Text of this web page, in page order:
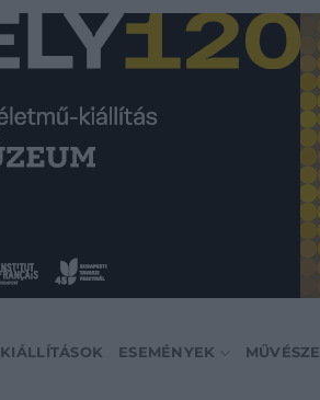
KIÁLLÍTÁSOK ESEMÉNYEK